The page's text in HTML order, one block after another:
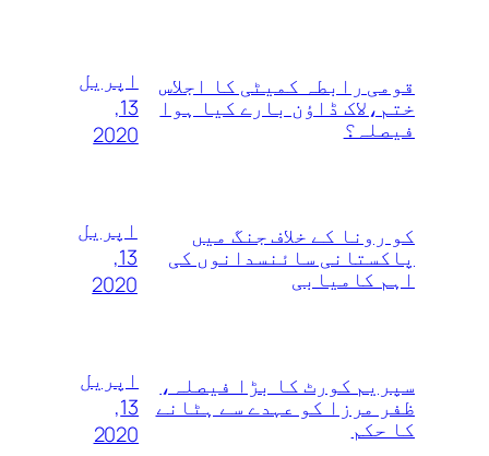
قومی رابطہ کمیٹی کا اجلاس
ختم،لاک ڈاؤن بارے کیا ہوا
فیصلہ؟
اپریل
13,
2020
کو رونا کے خلاف جنگ میں
پاکستانی سائنسدانوں کی
اہم کامیابی
اپریل
13,
2020
سپریم کورٹ کا بڑا فیصلہ،
ظفر مرزا کو عہدے سے ہٹانے
کا حکم
اپریل
13,
2020